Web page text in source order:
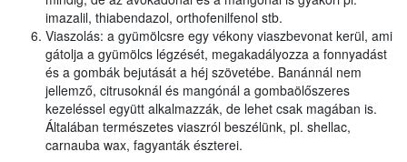
imazalil, thiabendazol, orthofenilfenol stb.
Viaszolás: a gyümölcsre egy vékony viaszbevonat kerül, ami
gátolja a gyümölcs légzését, megakadályozza a fonnyadást
és a gombák bejutását a héj szövetébe. Banánnál nem
jellemző, citrusoknál és mangónál a gombaölőszeres
kezeléssel együtt alkalmazzák, de lehet csak magában is.
Általában természetes viaszról beszélünk, pl. shellac,
carnauba wax, fagyanták észterei.